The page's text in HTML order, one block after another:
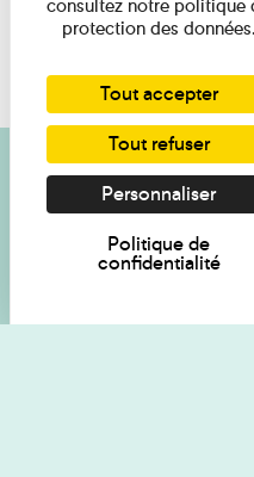
Je souhaite
Inscrivez-
consultez notre politique
protection des données.
Tout accepter
Tout refuser
Personnaliser
Politique de
confidentialité